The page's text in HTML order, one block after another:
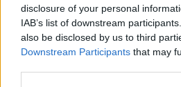
disclosure of your personal
IAB’s list of downstream
also be disclosed by us to third
Downstream Participants that may